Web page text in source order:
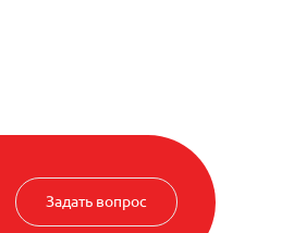
Задать вопрос